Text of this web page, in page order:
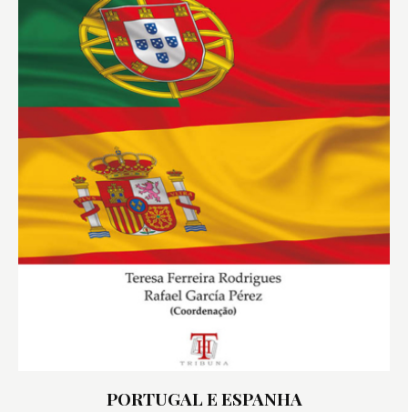
PORTUGAL E ESPANHA